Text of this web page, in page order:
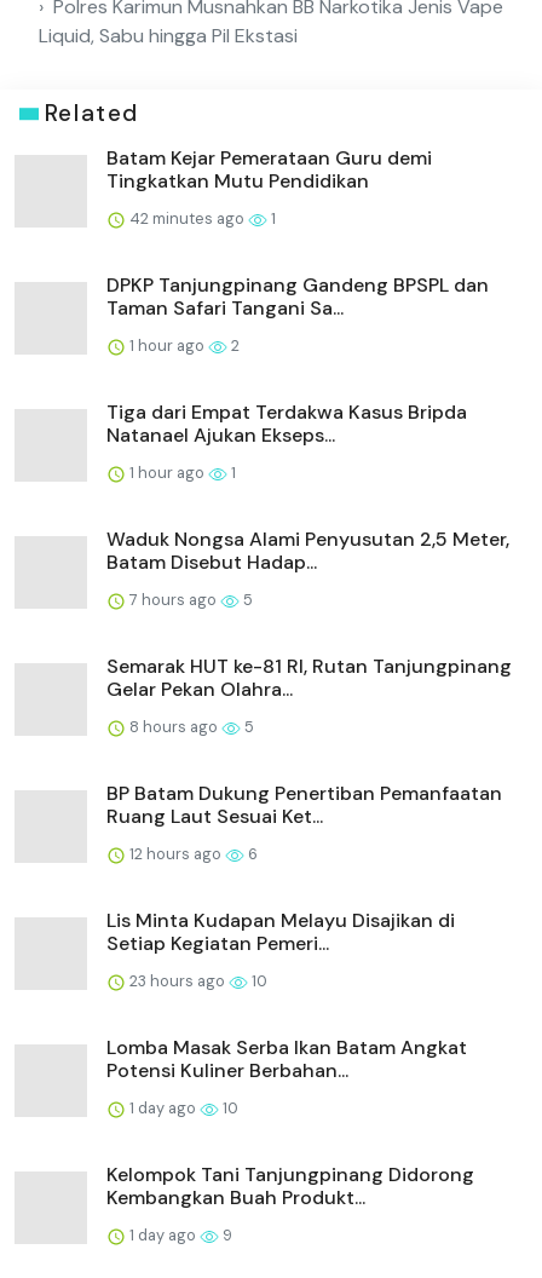
Polres Karimun Musnahkan BB Narkotika Jenis Vape
Liquid, Sabu hingga Pil Ekstasi
Related
Batam Kejar Pemerataan Guru demi
Tingkatkan Mutu Pendidikan
42 minutes ago 1
DPKP Tanjungpinang Gandeng BPSPL dan
Taman Safari Tangani Sa...
1 hour ago 2
Tiga dari Empat Terdakwa Kasus Bripda
Natanael Ajukan Ekseps...
1 hour ago 1
Waduk Nongsa Alami Penyusutan 2,5 Meter,
Batam Disebut Hadap...
7 hours ago 5
Semarak HUT ke-81 RI, Rutan Tanjungpinang
Gelar Pekan Olahra...
8 hours ago 5
BP Batam Dukung Penertiban Pemanfaatan
Ruang Laut Sesuai Ket...
12 hours ago 6
Lis Minta Kudapan Melayu Disajikan di
Setiap Kegiatan Pemeri...
23 hours ago 10
Lomba Masak Serba Ikan Batam Angkat
Potensi Kuliner Berbahan...
1 day ago 10
Kelompok Tani Tanjungpinang Didorong
Kembangkan Buah Produkt...
1 day ago 9